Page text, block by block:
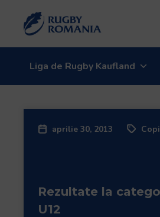
Liga de Rugby Kaufland
aprilie 30, 2013
Rezultate la
U12